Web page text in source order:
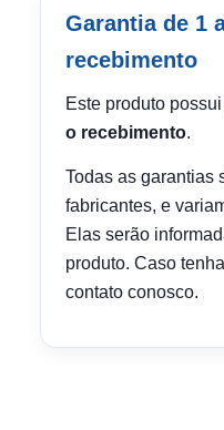
Garantia de 1
recebimento
Este produto possui
o recebimento.
Todas as garantias
fabricantes, e
Elas serão
produto. Caso
contato conosco.